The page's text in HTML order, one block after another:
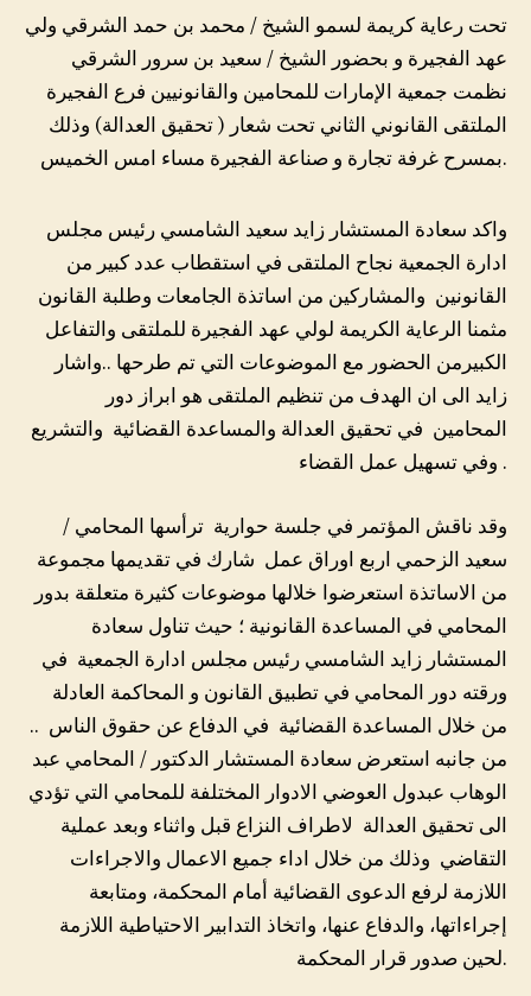
تحت رعاية كريمة لسمو الشيخ / محمد بن حمد الشرقي ولي
عهد الفجيرة و بحضور الشيخ / سعيد بن سرور الشرقي
نظمت جمعية الإمارات للمحامين والقانونيين فرع الفجيرة
الملتقى القانوني الثاني تحت شعار ( تحقيق العدالة) وذلك
بمسرح غرفة تجارة و صناعة الفجيرة مساء امس الخميس.
واكد سعادة المستشار زايد سعيد الشامسي رئيس مجلس
ادارة الجمعية نجاح الملتقى في استقطاب عدد كبير من
القانونين والمشاركين من اساتذة الجامعات وطلبة القانون
مثمنا الرعاية الكريمة لولي عهد الفجيرة للملتقى والتفاعل
الكبيرمن الحضور مع الموضوعات التي تم طرحها ..واشار
زايد الى ان الهدف من تنظيم الملتقى هو ابراز دور
المحامين في تحقيق العدالة والمساعدة القضائية والتشريع
وفي تسهيل عمل القضاء .
وقد ناقش المؤتمر في جلسة حوارية ترأسها المحامي /
سعيد الزحمي اربع اوراق عمل شارك في تقديمها مجموعة
من الاساتذة استعرضوا خلالها موضوعات كثيرة متعلقة بدور
المحامي في المساعدة القانونية ؛ حيث تناول سعادة
المستشار زايد الشامسي رئيس مجلس ادارة الجمعية في
ورقته دور المحامي في تطبيق القانون و المحاكمة العادلة
من خلال المساعدة القضائية في الدفاع عن حقوق الناس ..
من جانبه استعرض سعادة المستشار الدكتور / المحامي عبد
الوهاب عبدول العوضي الادوار المختلفة للمحامي التي تؤدي
الى تحقيق العدالة لاطراف النزاع قبل واثناء وبعد عملية
التقاضي وذلك من خلال اداء جميع الاعمال والاجراءات
اللازمة لرفع الدعوى القضائية أمام المحكمة، ومتابعة
إجراءاتها، والدفاع عنها، واتخاذ التدابير الاحتياطية اللازمة
لحين صدور قرار المحكمة.